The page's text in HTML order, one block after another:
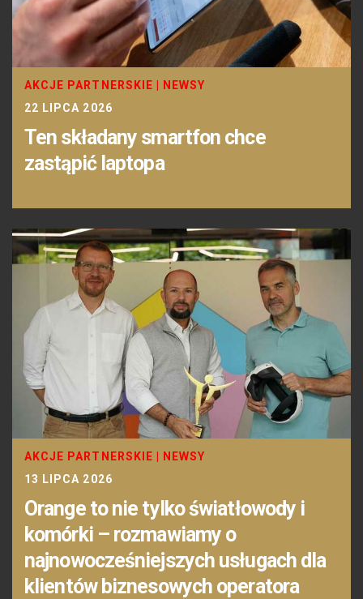
AKCJE PARTNERSKIE
NEWSY
22 LIPCA 2026
Ten składany smartfon chce
zastąpić laptopa
AKCJE PARTNERSKIE
NEWSY
13 LIPCA 2026
Orange to nie tylko światłowody i
komórki – rozmawiamy o
najnowocześniejszych usługach dla
klientów biznesowych operatora